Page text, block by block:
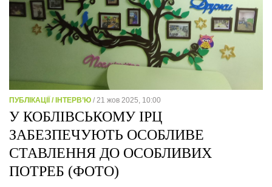
ПУБЛІКАЦІЇ / ІНТЕРВ’Ю / 21 жов 2025, 10:00
У КОБЛІВСЬКОМУ ІРЦ
ЗАБЕЗПЕЧУЮТЬ ОСОБЛИВЕ
СТАВЛЕННЯ ДО ОСОБЛИВИХ
ПОТРЕБ (ФОТО)